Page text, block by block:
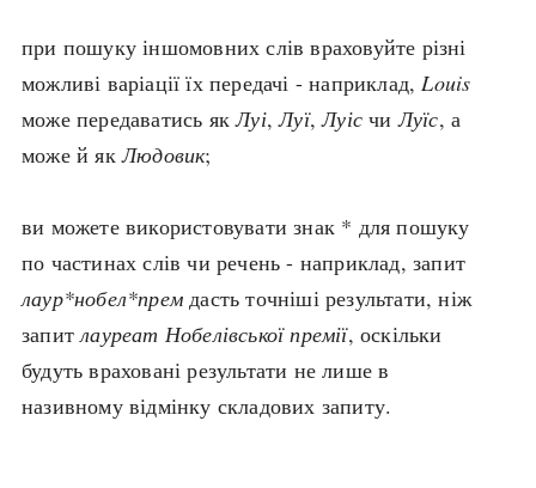
ПРАВИЛА ЖИТТЯ
ВИ (НЕ) ЗНАЛИ
КАРТИ
НОТА БЕНЕ
ФОТОІСТОРІЇ
ІНФОГРАФІКА
ПРЯМА МОВА
Рубрики Україна
при пошуку іншомовних слів враховуйте різні
можливі варіації їх передачі - наприклад,Louis
може передаватись якЛуі,Луї,ЛуісчиЛуїс, а
може й якЛюдовик;
ви можете використовувати знак * для пошуку
по частинах слів чи речень - наприклад, запит
лаур*нобел*премдасть точніші результати, ніж
запитлауреат Нобелівської премії, оскільки
будуть враховані результати не лише в
називному відмінку складових запиту.